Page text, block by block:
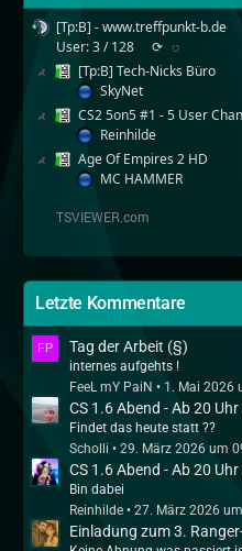
[Tp:B] - www.treffpunkt-b.de
User: 3 / 128
⟳ ◌
[Tp:B] Tech-Nicks Büro
SkyNet
CS2 5on5 #1 - 5 User
Reinhilde
Age Of Empires 2 HD
MC HAMMER
Letzte Kommentare
Tag der Arbeit (§)
internes aufgehts !
FeeL mY PaiN
1. Mai 2026
CS 1.6 Abend - Ab 20 Uhr
Findet das heute statt ??
Scholli
29. März 2026 um
CS 1.6 Abend - Ab 20 Uhr
Bin dabei
Reinhilde
27. März 2026
Einladung zum 3.